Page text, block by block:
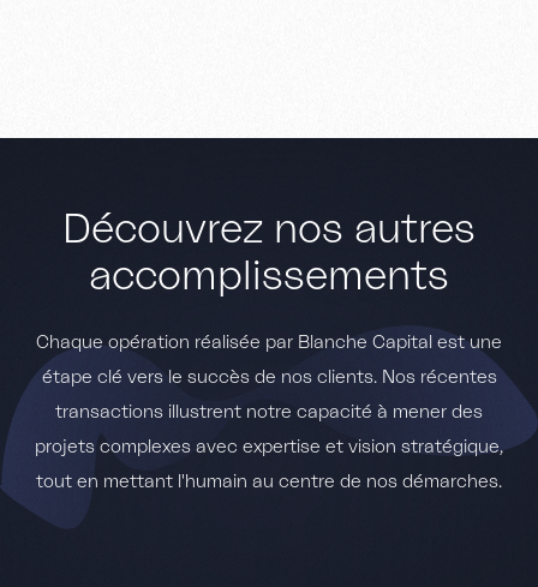
Découvrez nos autres
accomp issements
C haque opération réa isée par B anc he Capita est une
étape c é vers e succès de nos c ients. Nos récentes
transactions i ustrent notre capacité à mener des
projets comp exes avec expertise et vision stratégique,
tout en mettant ' humain au centre de nos démarc hes.